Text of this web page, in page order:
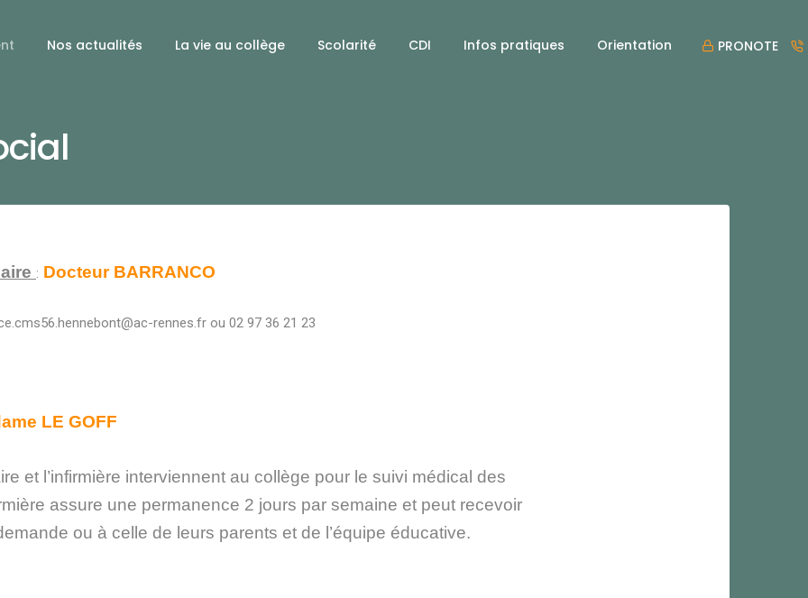
Nos actualités La vie au collège Scolarité CDI Infos pratiques Orientation PRONOTE
: Docteur BARRANCO
rennes.fr ou 02 97 36 21 23
LE GOFF
et l’infirmière interviennent au collège pour le suivi médical des
assure une permanence 2 jours par semaine et peut recevoir
ou à celle de leurs parents et de l’équipe éducative.